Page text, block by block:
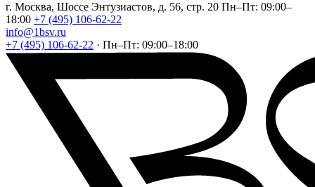
г. Москва, Шоссе Энтузиастов, д. 56, стр. 20 Пн–Пт: 09:00–
18:00 +7 (495) 106-62-22
info@1bsv.ru
+7 (495) 106-62-22 · Пн–Пт: 09:00–18:00